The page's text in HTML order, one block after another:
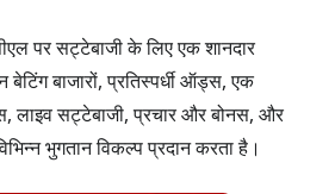
पर सट्टेबाजी के लिए एक शानदार
बेटिंग बाजारों, प्रतिस्पर्धी ऑड्स, एक
लाइव सट्टेबाजी, प्रचार और बोनस, और
भुगतान विकल्प प्रदान करता है।